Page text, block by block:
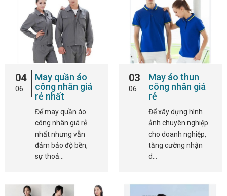
04
06
May quần áo
công nhân giá
rẻ nhất
Để may quần áo
công nhân giá rẻ
nhất nhưng vẫn
đảm bảo độ bền,
sự thoả…
03
06
May áo thun
công nhân giá
rẻ
Để xây dựng hình
ảnh chuyên nghiệp
cho doanh nghiệp,
tăng cường nhận
d…